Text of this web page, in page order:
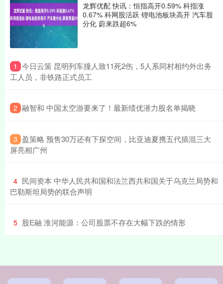
龙辉优配 快讯：恒指高开0.59% 科指涨
0.67% 科网股活跃 锂电池板块高开 汽车股
分化 蔚来跌超6%
1 ​今日云策 昆明列车撞人致11死2伤，5人系同村相约外出务
工人员，非铁路正式员工
2 ​融智和 中国太空游要来了！最新绩优潜力股名单揭晓
3 ​盈策略 预售30万还有下探空间，比亚迪夏携五代插混三大
屏亮相广州
4 ​民间资本 中华人民共和国和法兰西共和国关于乌克兰局势和
巴勒斯坦局势的联合声明
5 ​股E融 淮河能源：公司股票不存在大幅下跌的情形